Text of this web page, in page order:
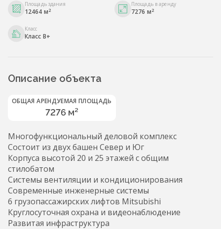
Площадь здания
12464 м2
Площадь в аренду
7276 м2
Класс
Класс B+
Описание объекта
ОБЩАЯ АРЕНДУЕМАЯ ПЛОЩАДЬ
7276 м²
Многофункциональный деловой комплекс
Состоит из двух башен Север и Юг
Корпуса высотой 20 и 25 этажей с общим
стилобатом
Системы вентиляции и кондиционирования
Современные инженерные системы
6 грузопассажирских лифтов Mitsubishi
Круглосуточная охрана и видеонаблюдение
Развитая инфраструктура